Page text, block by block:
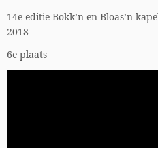
14e editie Bokk’n en Bloas’n
2018
6e plaats